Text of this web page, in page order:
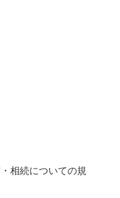
相続についての規